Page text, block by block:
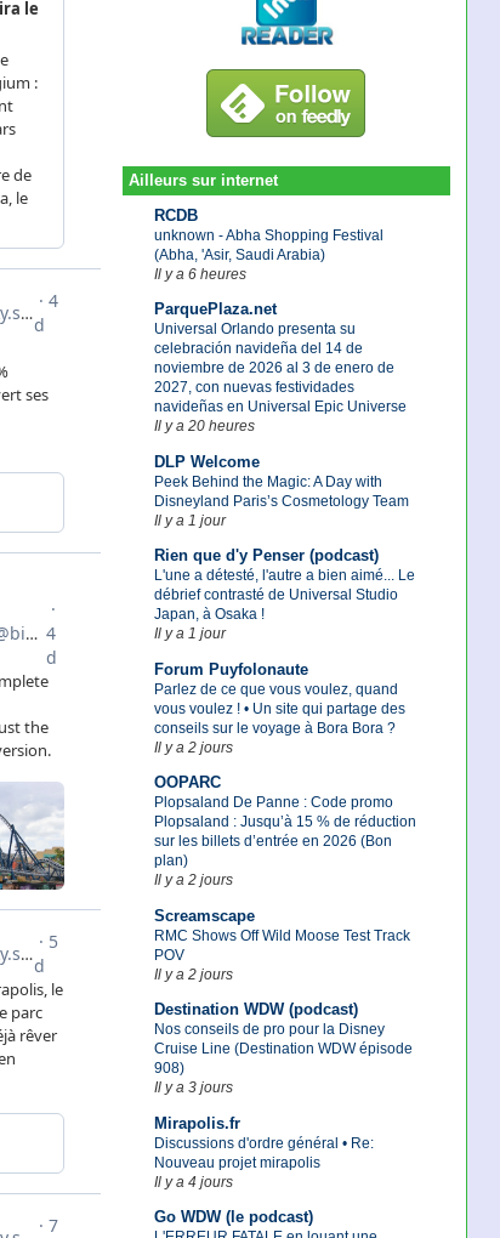
Ailleurs sur internet
RCDB
unknown - Abha Shopping Festival
(Abha, 'Asir, Saudi Arabia)
Il y a 6 heures
ParquePlaza.net
Universal Orlando presenta su
celebración navideña del 14 de
noviembre de 2026 al 3 de enero de
2027, con nuevas festividades
navideñas en Universal Epic Universe
Il y a 20 heures
DLP Welcome
Peek Behind the Magic: A Day with
Disneyland Paris’s Cosmetology Team
Il y a 1 jour
Rien que d'y Penser (podcast)
L'une a détesté, l'autre a bien aimé... Le
débrief contrasté de Universal Studio
Japan, à Osaka !
Il y a 1 jour
Forum Puyfolonaute
Parlez de ce que vous voulez, quand
vous voulez ! • Un site qui partage des
conseils sur le voyage à Bora Bora ?
Il y a 2 jours
OOPARC
Plopsaland De Panne : Code promo
Plopsaland : Jusqu’à 15 % de réduction
sur les billets d’entrée en 2026 (Bon
plan)
Il y a 2 jours
Screamscape
RMC Shows Off Wild Moose Test Track
POV
Il y a 2 jours
Destination WDW (podcast)
Nos conseils de pro pour la Disney
Cruise Line (Destination WDW épisode
908)
Il y a 3 jours
Mirapolis.fr
Discussions d'ordre général • Re:
Nouveau projet mirapolis
Il y a 4 jours
Go WDW (le podcast)